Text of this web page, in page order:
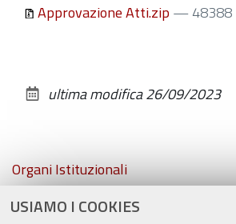
USIAMO I COOKIES
Approvazione Atti.zip — 48388
documento
ultima modifica26/09/2023
Navigazione
Organi Istituzionali
Atti comunali